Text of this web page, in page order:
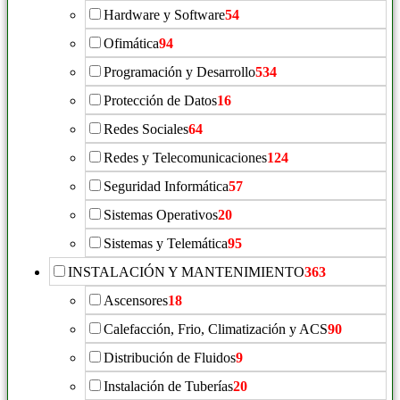
Hardware y Software54
Ofimática94
Programación y Desarrollo534
Protección de Datos16
Redes Sociales64
Redes y Telecomunicaciones124
Seguridad Informática57
Sistemas Operativos20
Sistemas y Telemática95
INSTALACIÓN Y MANTENIMIENTO363
Ascensores18
Calefacción, Frio, Climatización y ACS90
Distribución de Fluidos9
Instalación de Tuberías20